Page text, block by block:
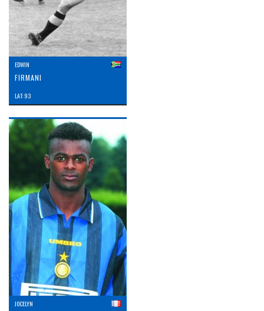
EDWIN
FIRMANI
LAT: 93
JOCELYN